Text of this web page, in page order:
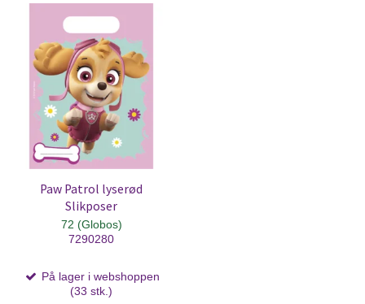
Paw Patrol lyserød
Slikposer
72 (Globos)
7290280
På lager i webshoppen
(33 stk.)